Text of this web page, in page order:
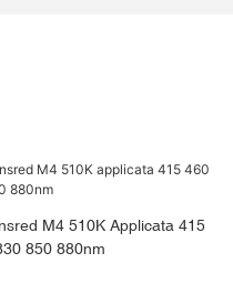
M4 510K Applicata 415
850 880nm